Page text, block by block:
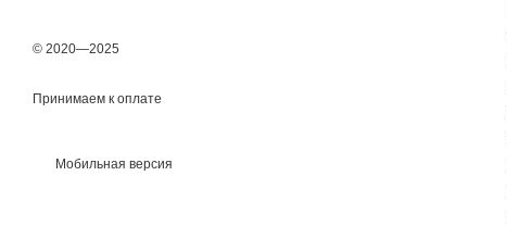
© 2020—2025
Принимаем к оплате
Мобильная версия